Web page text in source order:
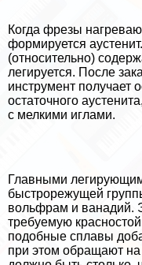
Когда фрезы
формируется
(относительно)
легируется. После
инструмент получает
остаточного
с мелкими иглами.
Главными
быстрорежущей
вольфрам и ванадий.
требуемую
подобные сплавы
при этом обращают на